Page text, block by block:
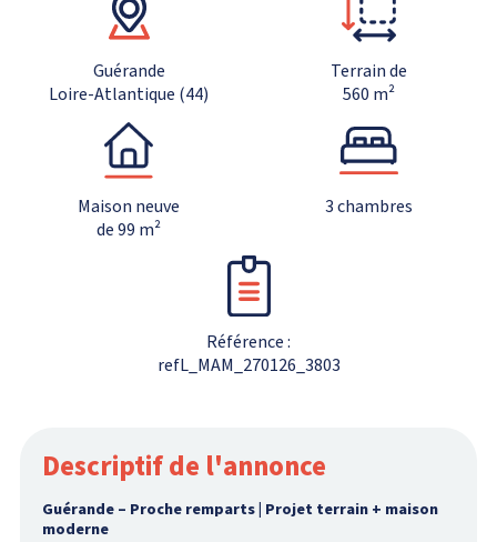
Guérande
Loire-Atlantique (44)
Terrain de
560 m²
Maison neuve
de 99 m²
3 chambres
Référence :
refL_MAM_270126_3803
Descriptif de l'annonce
Guérande – Proche remparts | Projet terrain + maison
moderne